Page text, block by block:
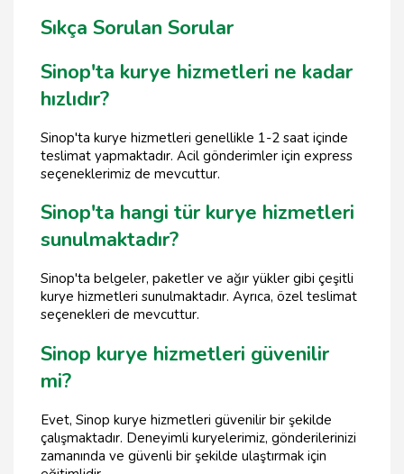
Sıkça Sorulan Sorular
Sinop'ta kurye hizmetleri ne kadar
hızlıdır?
Sinop'ta kurye hizmetleri genellikle 1-2 saat içinde
teslimat yapmaktadır. Acil gönderimler için express
seçeneklerimiz de mevcuttur.
Sinop'ta hangi tür kurye hizmetleri
sunulmaktadır?
Sinop'ta belgeler, paketler ve ağır yükler gibi çeşitli
kurye hizmetleri sunulmaktadır. Ayrıca, özel teslimat
seçenekleri de mevcuttur.
Sinop kurye hizmetleri güvenilir
mi?
Evet, Sinop kurye hizmetleri güvenilir bir şekilde
çalışmaktadır. Deneyimli kuryelerimiz, gönderilerinizi
zamanında ve güvenli bir şekilde ulaştırmak için